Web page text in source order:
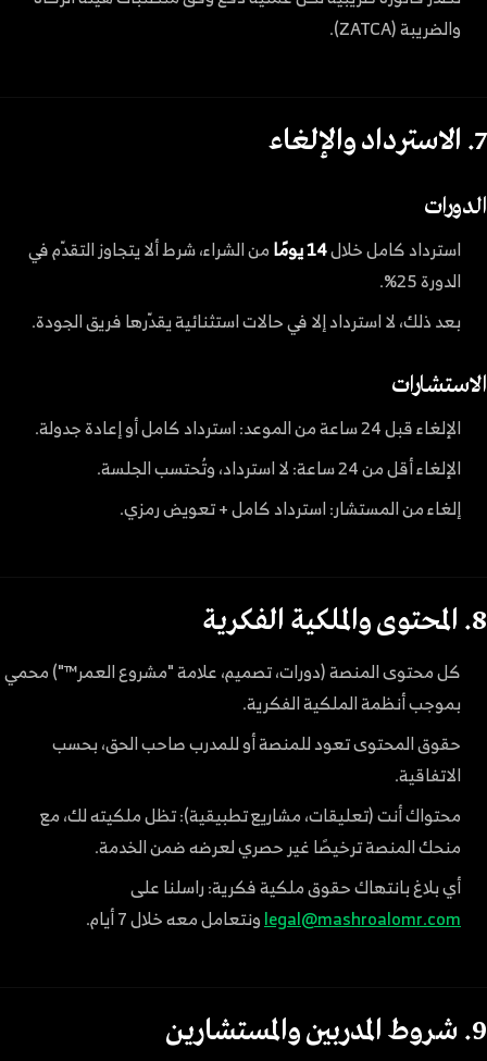
والضريبة (ZATCA).
7. الاسترداد والإلغاء
الدورات
استرداد كامل خلال14 يومًا
من الشراء، شرط ألا يتجاوز التقدّم في
الدورة 25%.
بعد ذلك، لا استرداد إلا في حالات استثنائية يقدّرها فريق الجودة.
الاستشارات
الإلغاء قبل 24 ساعة من الموعد: استرداد كامل أو إعادة جدولة.
الإلغاء أقل من 24 ساعة: لا استرداد، وتُحتسب الجلسة.
إلغاء من المستشار: استرداد كامل + تعويض رمزي.
8. المحتوى والملكية الفكرية
كل محتوى المنصة (دورات، تصميم، علامة "مشروع العمر™") محمي
بموجب أنظمة الملكية الفكرية.
حقوق المحتوى تعود للمنصة أو للمدرب صاحب الحق، بحسب
الاتفاقية.
محتواك أنت (تعليقات، مشاريع تطبيقية): تظل ملكيته لك، مع
منحك المنصة ترخيصًا غير حصري لعرضه ضمن الخدمة.
أي بلاغ بانتهاك حقوق ملكية فكرية: راسلنا على
legal@mashroalomr.comونتعامل معه خلال 7 أيام.
9. شروط المدربين والمستشارين